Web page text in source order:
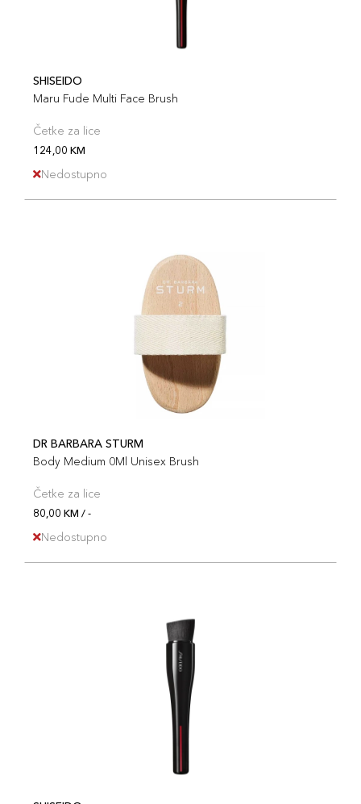
SHISEIDO
Maru Fude Multi Face Brush
Četke za lice
124,00 KM
Nedostupno
DR BARBARA STURM
Body Medium 0Ml Unisex Brush
Četke za lice
80,00 KM / -
Nedostupno